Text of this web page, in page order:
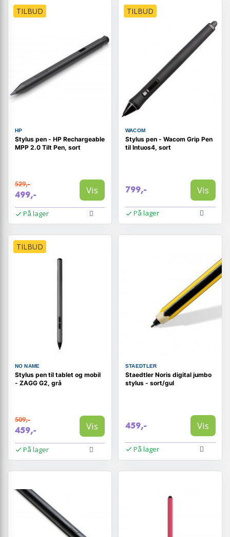
TILBUD
HP
Stylus pen - HP Rechargeable
MPP 2.0 Tilt Pen, sort
529,-
499,- Vis
På lager
TILBUD
WACOM
Stylus pen - Wacom Grip Pen
til Intuos4, sort
799,- Vis
På lager
TILBUD
NO NAME
Stylus pen til tablet og mobil
- ZAGG G2, grå
509,-
459,- Vis
På lager
STAEDTLER
Staedtler Noris digital jumbo
stylus - sort/gul
459,- Vis
På lager